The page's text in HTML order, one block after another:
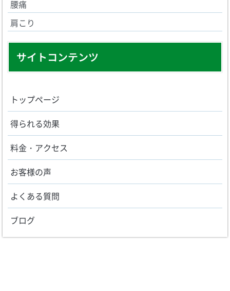
腰痛
肩こり
サイトコンテンツ
トップページ
得られる効果
料金・アクセス
お客様の声
よくある質問
ブログ